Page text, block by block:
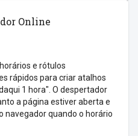
Online
e rótulos
rápidos para criar atalhos
1 hora". O despertador
a página estiver aberta e
navegador quando o horário